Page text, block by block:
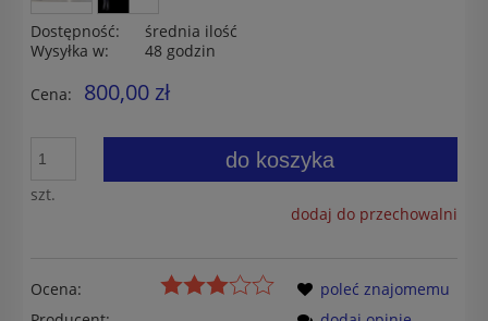
Dostępność:
średnia ilość
Wysyłka w:
48 godzin
Cena: 800,00 zł
szt.
do koszyka
dodaj do przechowalni
Ocena:
poleć znajomemu